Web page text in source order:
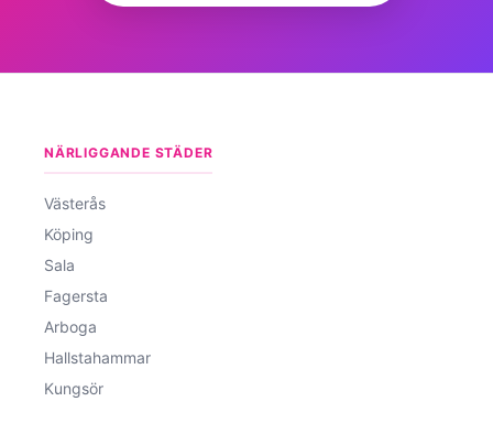
NÄRLIGGANDE STÄDER
Västerås
Köping
Sala
Fagersta
Arboga
Hallstahammar
Kungsör